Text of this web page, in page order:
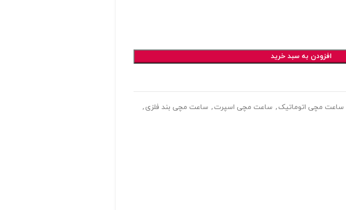
افزودن به سبد خرید
ساعت مچی اتوماتیک , ساعت مچی اسپرت , ساعت مچی بند فلزی ,